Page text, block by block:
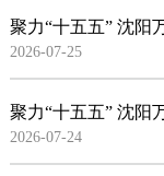
2026-07-25
2026-07-24